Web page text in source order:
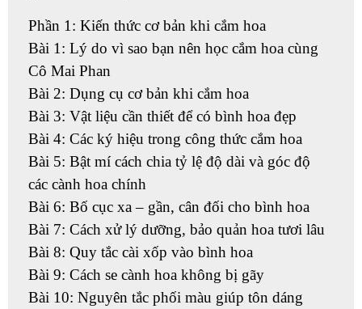
Phần 1: Kiến thức cơ bản khi cắm hoa
Bài 1: Lý do vì sao bạn nên học cắm hoa cùng
Cô Mai Phan
Bài 2: Dụng cụ cơ bản khi cắm hoa
Bài 3: Vật liệu cần thiết để có bình hoa đẹp
Bài 4: Các ký hiệu trong công thức cắm hoa
Bài 5: Bật mí cách chia tỷ lệ độ dài và góc độ
các cành hoa chính
Bài 6: Bố cục xa – gần, cân đối cho bình hoa
Bài 7: Cách xử lý dưỡng, bảo quản hoa tươi lâu
Bài 8: Quy tắc cài xốp vào bình hoa
Bài 9: Cách se cành hoa không bị gãy
Bài 10: Nguyên tắc phối màu giúp tôn dáng